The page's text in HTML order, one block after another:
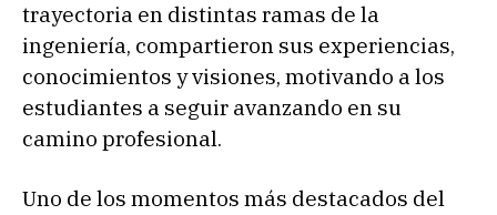
trayectoria en distintas ramas de la
ingeniería, compartieron sus experiencias,
conocimientos y visiones, motivando a los
estudiantes a seguir avanzando en su
camino profesional.
Uno de los momentos más destacados del